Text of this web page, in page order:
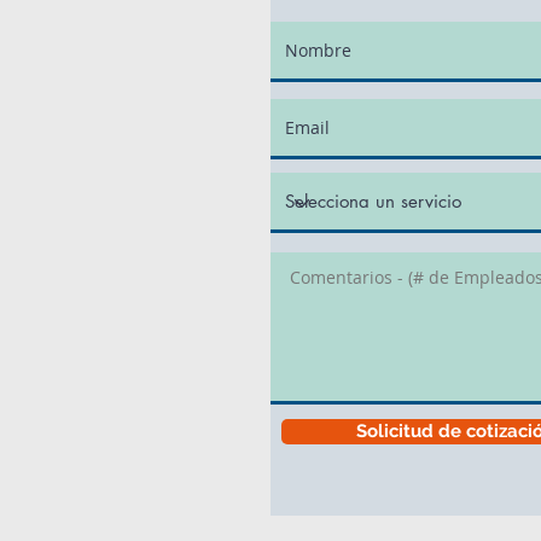
Solicitud de